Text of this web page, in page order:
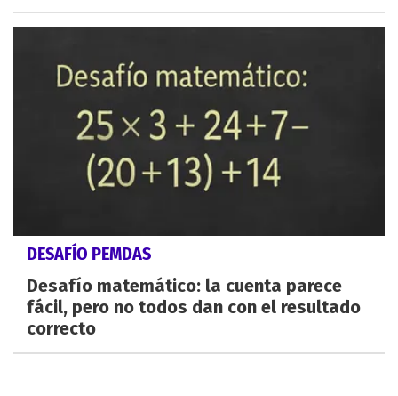
DESAFÍO PEMDAS
Desafío matemático: la cuenta parece
fácil, pero no todos dan con el resultado
correcto